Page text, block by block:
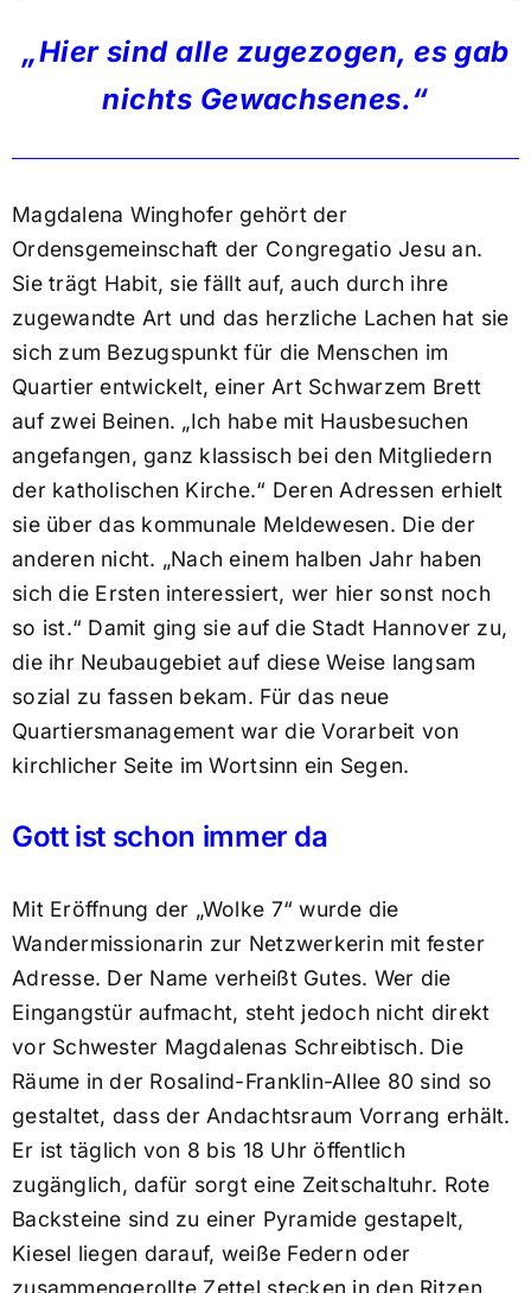
„Hier sind alle zugezogen, es gab
nichts Gewachsenes.“
Magdalena Winghofer gehört der
Ordensgemeinschaft der Congregatio Jesu an.
Sie trägt Habit, sie fällt auf, auch durch ihre
zugewandte Art und das herzliche Lachen hat sie
sich zum Bezugspunkt für die Menschen im
Quartier entwickelt, einer Art Schwarzem Brett
auf zwei Beinen. „Ich habe mit Hausbesuchen
angefangen, ganz klassisch bei den Mitgliedern
der katholischen Kirche.“ Deren Adressen erhielt
sie über das kommunale Meldewesen. Die der
anderen nicht. „Nach einem halben Jahr haben
sich die Ersten interessiert, wer hier sonst noch
so ist.“ Damit ging sie auf die Stadt Hannover zu,
die ihr Neubaugebiet auf diese Weise langsam
sozial zu fassen bekam. Für das neue
Quartiersmanagement war die Vorarbeit von
kirchlicher Seite im Wortsinn ein Segen.
Gott ist schon immer da
Mit Eröffnung der „Wolke 7“ wurde die
Wandermissionarin zur Netzwerkerin mit fester
Adresse. Der Name verheißt Gutes. Wer die
Eingangstür aufmacht, steht jedoch nicht direkt
vor Schwester Magdalenas Schreibtisch. Die
Räume in der Rosalind-Franklin-Allee 80 sind so
gestaltet, dass der Andachtsraum Vorrang erhält.
Er ist täglich von 8 bis 18 Uhr öffentlich
zugänglich, dafür sorgt eine Zeitschaltuhr. Rote
Backsteine sind zu einer Pyramide gestapelt,
Kiesel liegen darauf, weiße Federn oder
zusammengerollte Zettel stecken in den Ritzen.